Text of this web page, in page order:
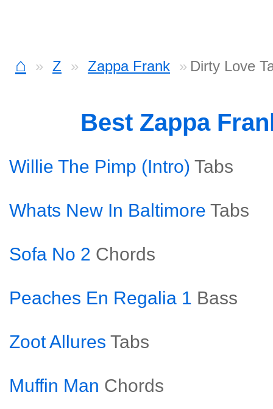
⌂ Z Zappa Frank Dirty Love
Best Zappa
Willie The Pimp (Intro) Tabs
Whats New In Baltimore Tabs
Sofa No 2 Chords
Peaches En Regalia 1 Bass
Zoot Allures Tabs
Muffin Man Chords